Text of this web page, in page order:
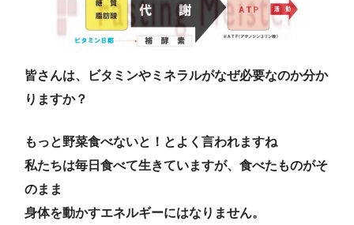
皆さんは、ビタミンやミネラルがなぜ必要なのか分か
りますか？
もっと野菜食べないと！とよく言われますね
私たちは毎日食べて生きていますが、食べたものがそ
のまま
身体を動かすエネルギーにはなりません。